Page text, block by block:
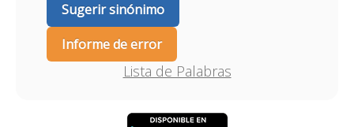
Sugerir sinónimo
Informe de error
Lista de Palabras